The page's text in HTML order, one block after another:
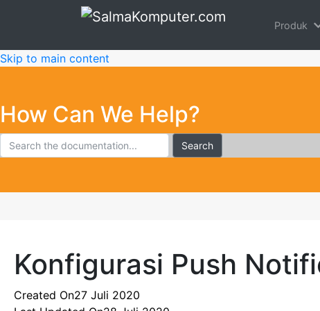
Produk
Skip to main content
How Can We Help?
Search
Konfigurasi Push
Created On27 Juli 2020